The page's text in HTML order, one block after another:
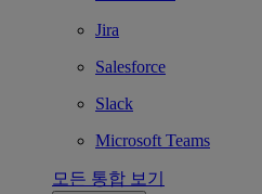
Jira
Salesforce
Slack
Microsoft Teams
모든 통합 보기